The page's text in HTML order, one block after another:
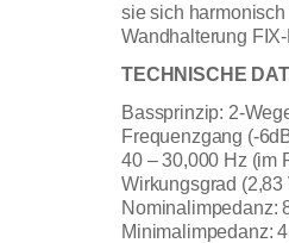
sie sich
Wandhalterung FIX-
TECHNISCHE
Bassprinzip: 2-
Frequenzgang (-
40 – 30,000 Hz (im
Wirkungsgrad (2,83
Nominalimpedanz:
Minimalimpedanz: